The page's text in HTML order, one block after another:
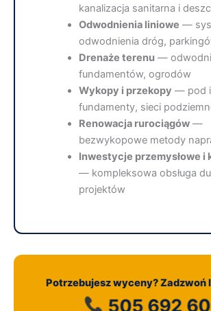
kanalizacja sanitarna i
Odwodnienia liniowe —
odwodnienia dróg,
Drenaże terenu —
fundamentów, ogrodów
Wykopy i przekopy — pod
fundamenty, sieci
Renowacja rurociągów—
bezwykopowe metody
Inwestycje przemysłowe i
— kompleksowa obsługa
projektów
Potrzebujesz wyceny? Zadzwoń
505 692